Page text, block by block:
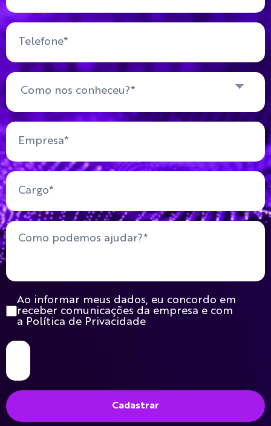
Ao informar meus dados, eu concordo em
receber comunicações da empresa e com
a Política de Privacidade
Cadastrar